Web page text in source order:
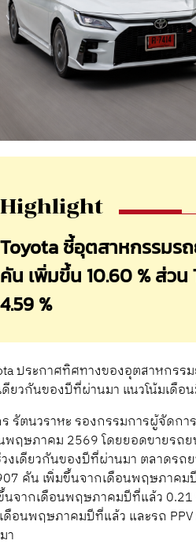
Highlight
Toyota ชี้อุตสาหกรรมร
คัน เพิ่มขึ้น 10.60 % ส่ว
4.59 %
ประกาศทิศทางของอุตสาหกรร
ดียวกันของปีที่ผ่านมา แนวโน้มเดื
รัตนวราหะ รองกรรมการผู้จัดกา
พฤษภาคม 2569 โดยยอดขายรถ
งเดียวกันของปีที่ผ่านมา ตลาดรถ
คัน เพิ่มขึ้นจากเดือนพฤษภาค
นจากเดือนพฤษภาคมปีที่แล้ว
ดือนพฤษภาคมปีที่แล้ว และรถ
า